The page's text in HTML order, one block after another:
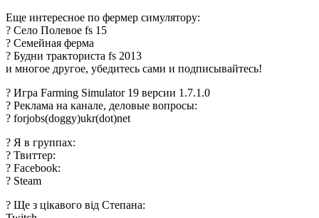
Еще интересное по фермер симулятору:
? Село Полевое fs 15
? Семейная ферма
? Будни тракториста fs 2013
и многое другое, убедитесь сами и подписывайтесь!
? Игра Farming Simulator 19 версии 1.7.1.0
? Реклама на канале, деловые вопросы:
? forjobs(doggy)ukr(dot)net
? Я в группах:
? Твиттер:
? Facebook:
? Steam
? Ще з цікавого від Степана: